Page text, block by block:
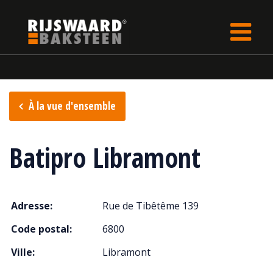
À la vue d'ensemble
Batipro Libramont
Adresse:
Rue de Tibêtême 139
Code postal:
6800
Ville:
Libramont